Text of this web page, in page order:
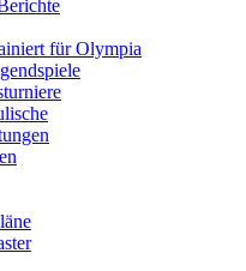
für Olympia